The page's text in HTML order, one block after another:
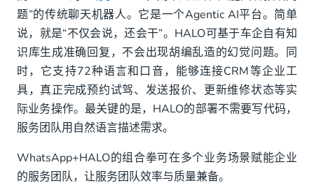
题”的传统聊天机器人。它是一个Agentic AI平台。简单
说，就是“不仅会说，还会干”。HALO可基于车企自有知
识库生成准确回复，不会出现胡编乱造的幻觉问题。同
时，它支持72种语言和口音，能够连接CRM等企业工
具，真正完成预约试驾、发送报价、更新维修状态等实
际业务操作。最关键的是，HALO的部署不需要写代码，
服务团队用自然语言描述需求。
WhatsApp+HALO的组合拳可在多个业务场景赋能企业
的服务团队，让服务团队效率与质量兼备。